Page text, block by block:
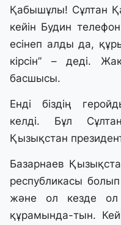
Қабышұлы! Сұлтан
кейін Будин
есінеп алды да,
кірсін” – деді.
басшысы.
Енді біздің
келді. Бұл
Қызықстан
Базарнаев
республикасы
және ол кезде
құрамында-тын.